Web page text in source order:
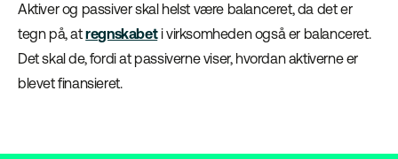
Aktiver og passiver skal helst være balanceret, da det er
tegn på, atregnskabeti virksomheden også er balanceret.
Det skal de, fordi at passiverne viser, hvordan aktiverne er
blevet finansieret.